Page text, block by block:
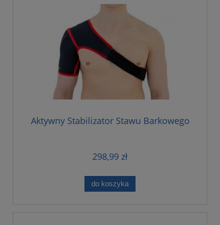
Aktywny Stabilizator Stawu Barkowego
298,99 zł
do koszyka